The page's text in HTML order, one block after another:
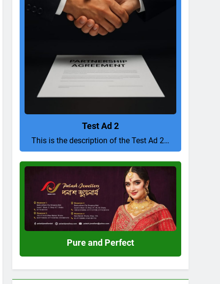
Test Ad 2
This is the description of the Test Ad 2…
Perfect
Pure and Perfect